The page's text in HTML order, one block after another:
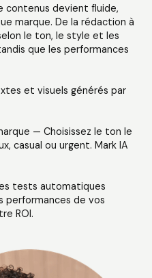
contenus devient fluide,
marque. De la rédaction à
le ton, le style et les
que les performances
et visuels générés par
— Choisissez le ton le
casual ou urgent. Mark IA
tests automatiques
performances de vos
ROI.